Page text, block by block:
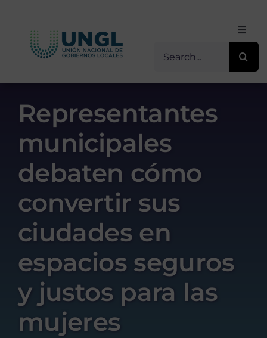
content
Inicio
Transparencia
Servicios / Programas
Contacto
Representantes
municipales
debaten cómo
convertir sus
ciudades en
espacios seguros
y justos para las
mujeres